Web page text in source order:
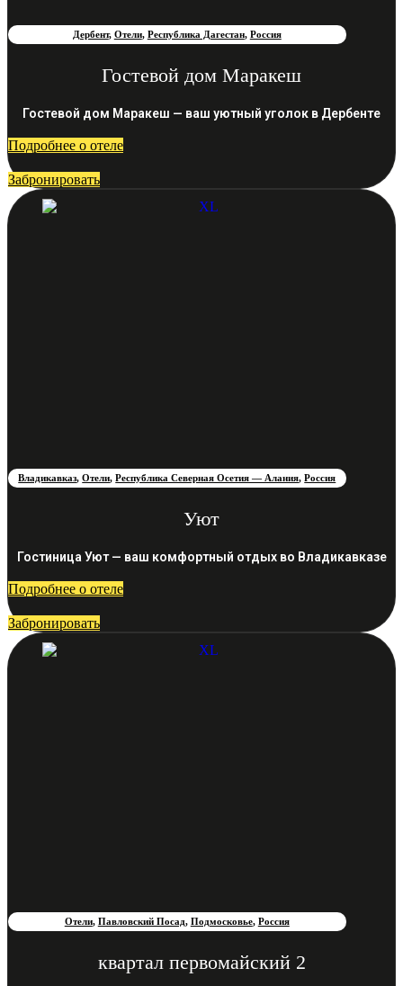
Дербент, Отели, Республика Дагестан, Россия
Гостевой дом Маракеш
Гостевой дом Маракеш — ваш уютный уголок в Дербенте
Подробнее о отеле
Забронировать
Владикавказ,Отели,Республика Северная Осетия — Алания,Россия
Уют
Гостиница Уют — ваш комфортный отдых во Владикавказе
Подробнее о отеле
Забронировать
Отели, Павловский Посад, Подмосковье, Россия
квартал первомайский 2